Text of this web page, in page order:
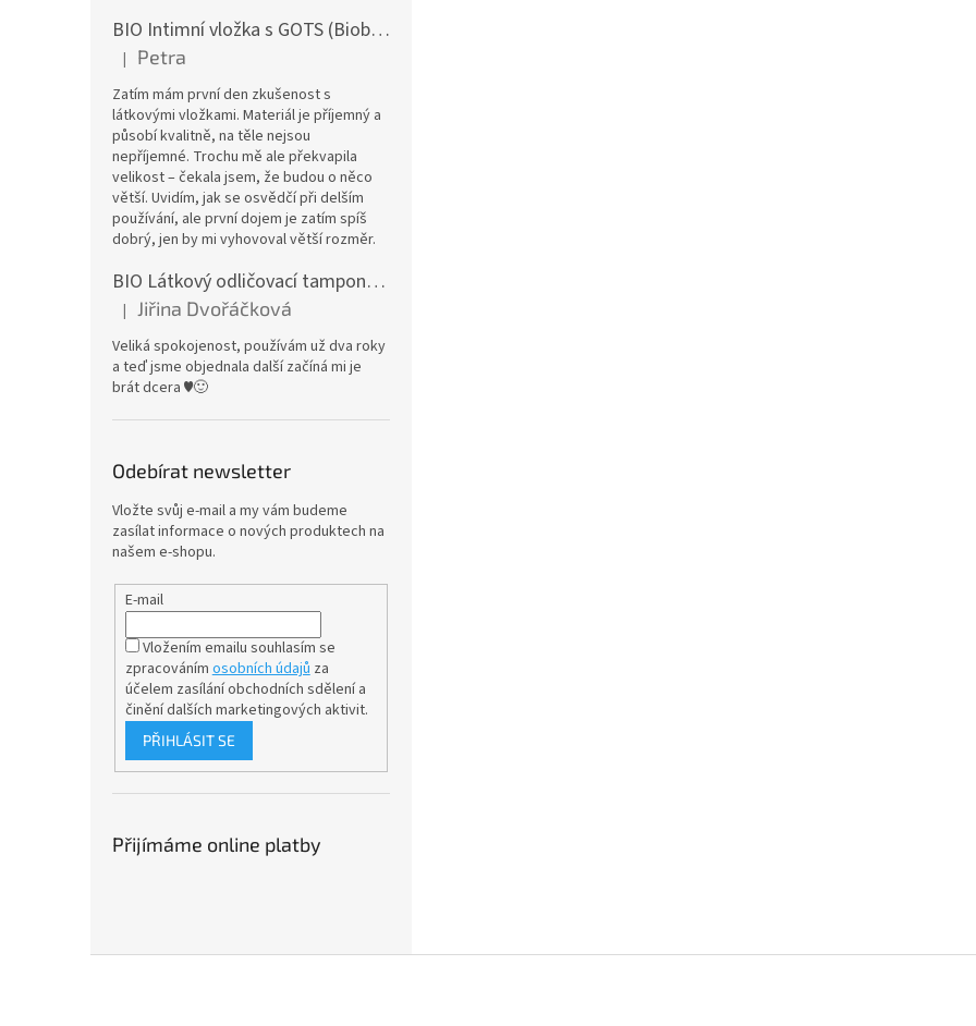
BIO Intimní vložka s GOTS (Biobavlněný úplet) - Malované pivoňky v hořčicové
Hodnocení produktu je 5 z 5 hvězdiček.
| Petra
Zatím mám první den zkušenost s
látkovými vložkami. Materiál je příjemný a
působí kvalitně, na těle nejsou
nepříjemné. Trochu mě ale překvapila
velikost – čekala jsem, že budou o něco
větší. Uvidím, jak se osvědčí při delším
používání, ale první dojem je zatím spíš
dobrý, jen by mi vyhovoval větší rozměr.
BIO Látkový odličovací tamponek: Barevné bambusovo-biobavlněné froté
Hodnocení produktu je 5 z 5 hvězdiček.
| Jiřina Dvořáčková
Veliká spokojenost, používám už dva roky
a teď jsme objednala další začíná mi je
brát dcera ♥️🙂
Odebírat newsletter
Vložte svůj e-mail a my vám budeme
zasílat informace o nových produktech na
našem e-shopu.
E-mail
Vložením emailu souhlasím se
zpracováním osobních údajů za
účelem zasílání obchodních sdělení a
činění dalších marketingových aktivit.
PŘIHLÁSIT SE
Přijímáme online platby